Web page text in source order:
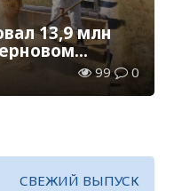
13,9 млн
99 0
СВЕЖИЙ ВЫПУСК